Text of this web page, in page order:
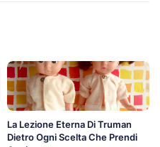
La Lezione Eterna Di Truman
Dietro Ogni Scelta Che Prendi